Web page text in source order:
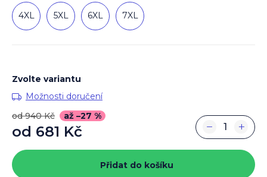
4XL 5XL 6XL 7XL
Zvolte variantu
Možnosti doručení
od 940 Kč
až –27 %
od 681 Kč
cena:
+
−
Přidat do košíku